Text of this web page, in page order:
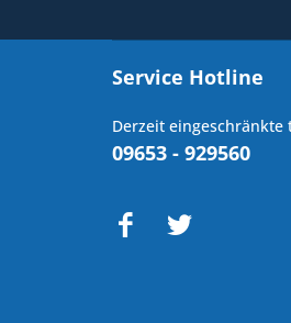
Service Hotline
Derzeit
09653 - 929560